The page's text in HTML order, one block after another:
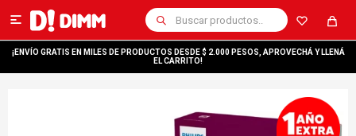

¡ENVÍO GRATIS EN MILES DE PRODUCTOS DESDE $ 2.000 PESOS, APROVECHÁ Y LLENÁ
EL CARRITO!